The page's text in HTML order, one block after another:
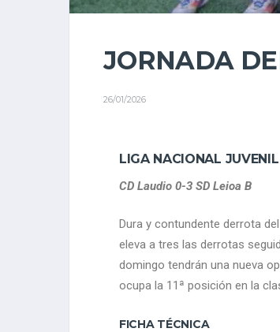
JORNADA
26/01/2026
LIGA NACIONAL JUVENIL
CD Laudio 0-3 SD Leioa B
Dura y contundente derrota
eleva a tres las derrotas
domingo tendrán una nueva
ocupa la 11ª posición en la
FICHA TÉCNICA